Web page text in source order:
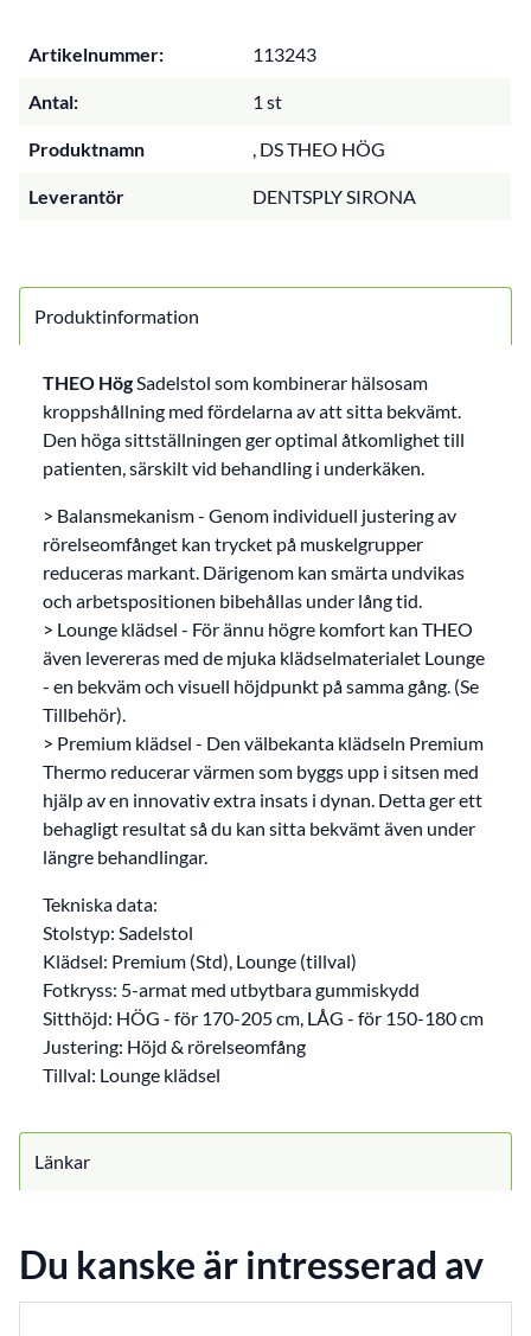
Artikelnummer: 113243
Antal: 1 st
Produktnamn , DS THEO HÖG
Leverantör DENTSPLY SIRONA
Produktinformation
THEO HögSadelstol som kombinerar hälsosam
kroppshållning med fördelarna av att sitta bekvämt.
Den höga sittställningen ger optimal åtkomlighet till
patienten, särskilt vid behandling i underkäken.
> Balansmekanism - Genom individuell justering av
rörelseomfånget kan trycket på muskelgrupper
reduceras markant. Därigenom kan smärta undvikas
och arbetspositionen bibehållas under lång tid.
> Lounge klädsel - För ännu högre komfort kan THEO
även levereras med de mjuka klädselmaterialet Lounge
- en bekväm och visuell höjdpunkt på samma gång. (Se
Tillbehör).
> Premium klädsel - Den välbekanta klädseln Premium
Thermo reducerar värmen som byggs upp i sitsen med
hjälp av en innovativ extra insats i dynan. Detta ger ett
behagligt resultat så du kan sitta bekvämt även under
längre behandlingar.
Tekniska data:
Stolstyp: Sadelstol
Klädsel: Premium (Std), Lounge (tillval)
Fotkryss: 5-armat med utbytbara gummiskydd
Sitthöjd: HÖG - för 170-205 cm, LÅG - för 150-180 cm
Justering: Höjd & rörelseomfång
Tillval: Lounge klädsel
Länkar
Du kanske är intresserad av